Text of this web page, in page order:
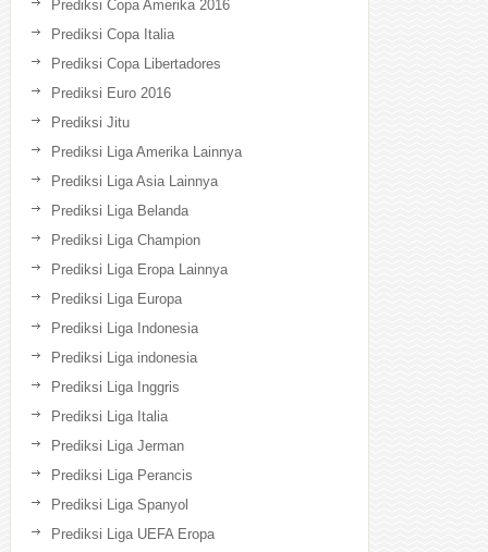
Prediksi Copa Amerika 2016
Prediksi Copa Italia
Prediksi Copa Libertadores
Prediksi Euro 2016
Prediksi Jitu
Prediksi Liga Amerika Lainnya
Prediksi Liga Asia Lainnya
Prediksi Liga Belanda
Prediksi Liga Champion
Prediksi Liga Eropa Lainnya
Prediksi Liga Europa
Prediksi Liga Indonesia
Prediksi Liga indonesia
Prediksi Liga Inggris
Prediksi Liga Italia
Prediksi Liga Jerman
Prediksi Liga Perancis
Prediksi Liga Spanyol
Prediksi Liga UEFA Eropa